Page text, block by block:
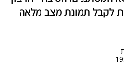
לקבל תמונת מצב מלאה